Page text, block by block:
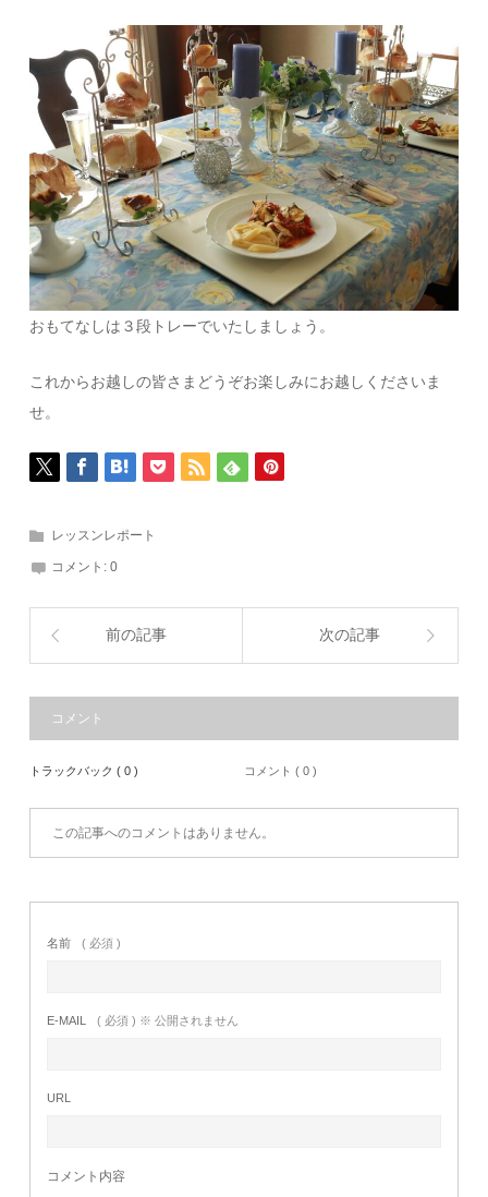
おもてなしは３段トレーでいたしましょう。
これからお越しの皆さまどうぞお楽しみにお越しくださいま
せ。
レッスンレポート
コメント:0
前の記事 次の記事
コメント
トラックバック ( 0 ) コメント ( 0 )
この記事へのコメントはありません。
名前 ( 必須 )
E-MAIL ( 必須 ) ※ 公開されません
URL
コメント内容